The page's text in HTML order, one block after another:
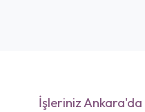
İşleriniz Ankara'da